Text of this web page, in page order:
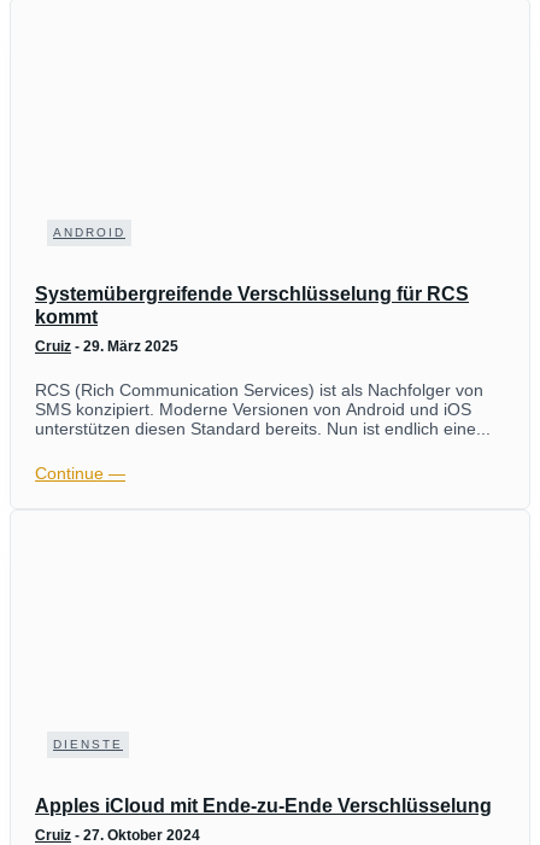
ANDROID
Systemübergreifende Verschlüsselung für RCS
kommt
Cruiz - 29. März 2025
RCS (Rich Communication Services) ist als Nachfolger von
SMS konzipiert. Moderne Versionen von Android und iOS
unterstützen diesen Standard bereits. Nun ist endlich eine...
Continue ―
DIENSTE
Apples iCloud mit Ende-zu-Ende Verschlüsselung
Cruiz - 27. Oktober 2024